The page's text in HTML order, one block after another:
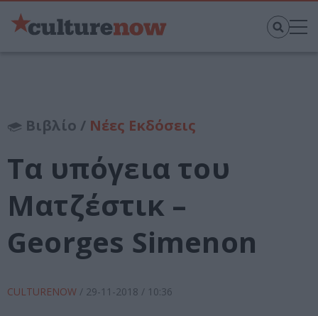
Βιβλίο / Νέες Εκδόσεις
Τα υπόγεια του
Ματζέστικ –
Georges Simenon
CULTURENOW / 29-11-2018 / 10:36